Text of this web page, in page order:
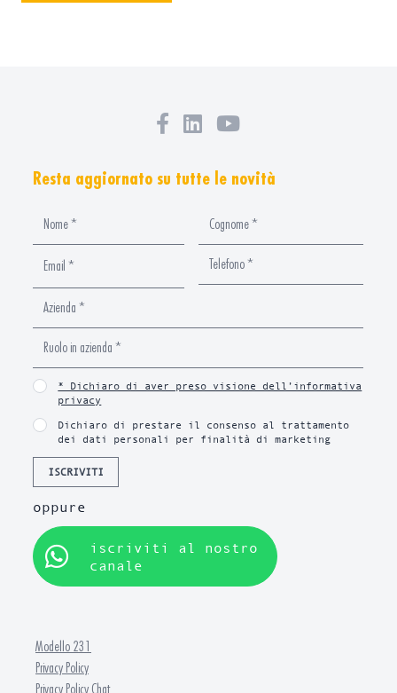
Resta aggiornato su tutte le novità
* Dichiaro di aver preso visione dell’informativa
privacy
Dichiaro di prestare il consenso al trattamento
dei dati personali per finalità di marketing
ISCRIVITI
oppure
iscriviti al nostro
canale
Modello 231
Privacy Policy
Privacy Policy Chat